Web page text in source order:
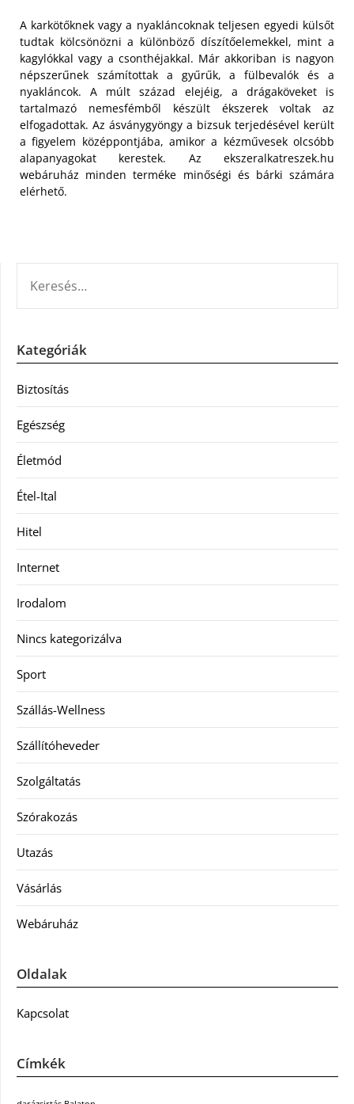
A karkötőknek vagy a nyakláncoknak teljesen egyedi külsőt
tudtak kölcsönözni a különböző díszítőelemekkel, mint a
kagylókkal vagy a csonthéjakkal. Már akkoriban is nagyon
népszerűnek számítottak a gyűrűk, a fülbevalók és a
nyakláncok. A múlt század elejéig, a drágaköveket is
tartalmazó nemesfémből készült ékszerek voltak az
elfogadottak. Az ásványgyöngy a bizsuk terjedésével került
a figyelem középpontjába, amikor a kézművesek olcsóbb
alapanyagokat kerestek. Az ekszeralkatreszek.hu
webáruház minden terméke minőségi és bárki számára
elérhető.
Kategóriák
Biztosítás
Egészség
Életmód
Étel-Ital
Hitel
Internet
Irodalom
Nincs kategorizálva
Sport
Szállás-Wellness
Szállítóheveder
Szolgáltatás
Szórakozás
Utazás
Vásárlás
Webáruház
Oldalak
Kapcsolat
Címkék